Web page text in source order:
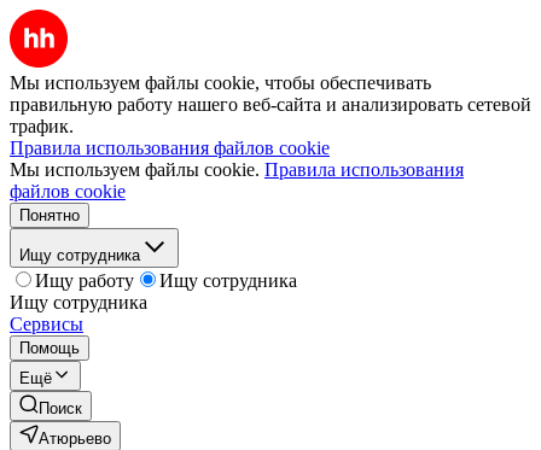
Мы используем файлы cookie, чтобы обеспечивать
правильную работу нашего веб-сайта и анализировать сетевой
трафик.
Правила использования файлов cookie
Мы используем файлы cookie. Правила использования
файлов cookie
Понятно
Ищу сотрудника
Ищу работу
Ищу сотрудника
Ищу сотрудника
Сервисы
Помощь
Ещё
Поиск
Атюрьево